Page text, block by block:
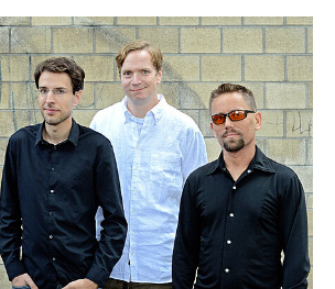
for: